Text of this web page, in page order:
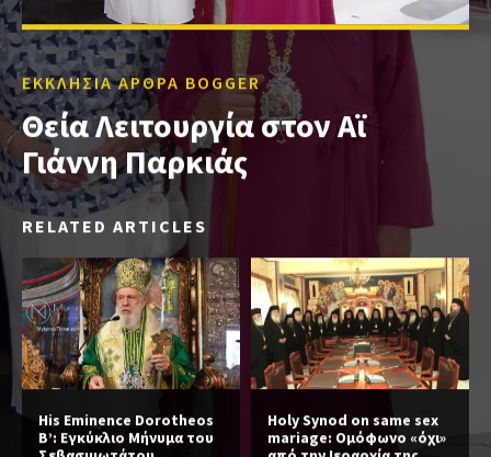
ΕΚΚΛΗΣΙΑ ΑΡΘΡΑ BOGGER
Θεία Λειτουργία στον Αϊ
Γιάννη Παρκιάς
RELATED ARTICLES
His Eminence Dorotheos
B’: Εγκύκλιο Μήνυμα του
Holy Synod on same sex
mariage: Ομόφωνο «όχι»